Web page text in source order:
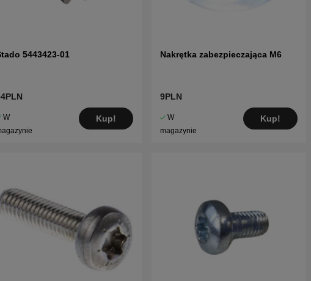
5443423-01
W
Kup!
Nakrętka zabezpieczająca M6
9PLN
W
magazynie
Kup!